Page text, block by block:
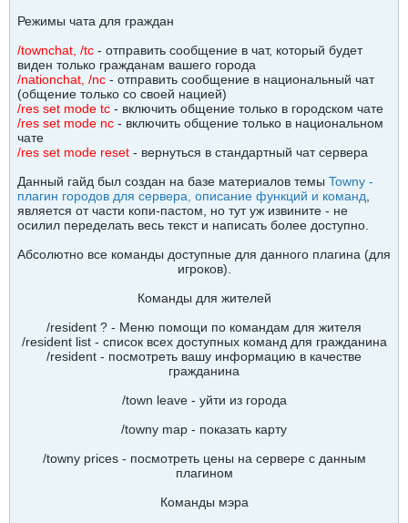
Режимы чата для граждан
/townchat, /tc - отправить сообщение в чат, который будет
виден только гражданам вашего города
/nationchat, /nc - отправить сообщение в национальный чат
(общение только со своей нацией)
/res set mode tc - включить общение только в городском чате
/res set mode nc - включить общение только в национальном
чате
/res set mode reset - вернуться в стандартный чат сервера
Данный гайд был создан на базе материалов темы Towny -
плагин городов для сервера, описание функций и команд
является от части копи-пастом, но тут уж извините - не
осилил переделать весь текст и написать более доступно.
Абсолютно все команды доступные для данного плагина (для
игроков).
Команды для жителей
/resident ? - Меню помощи по командам для жителя
/resident list - список всех доступных команд для гражданина
/resident - посмотреть вашу информацию в качестве
гражданина
/town leave - уйти из города
/towny map - показать карту
/towny prices - посмотреть цены на сервере с данным
плагином
Команды мэра